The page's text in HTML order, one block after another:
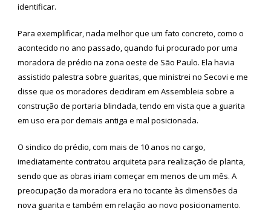
identificar.
Para exemplificar, nada melhor que um fato concreto, como o
acontecido no ano passado, quando fui procurado por uma
moradora de prédio na zona oeste de São Paulo. Ela havia
assistido palestra sobre guaritas, que ministrei no Secovi e me
disse que os moradores decidiram em Assembleia sobre a
construção de portaria blindada, tendo em vista que a guarita
em uso era por demais antiga e mal posicionada.
O sindico do prédio, com mais de 10 anos no cargo,
imediatamente contratou arquiteta para realização de planta,
sendo que as obras iriam começar em menos de um mês. A
preocupação da moradora era no tocante às dimensões da
nova guarita e também em relação ao novo posicionamento.